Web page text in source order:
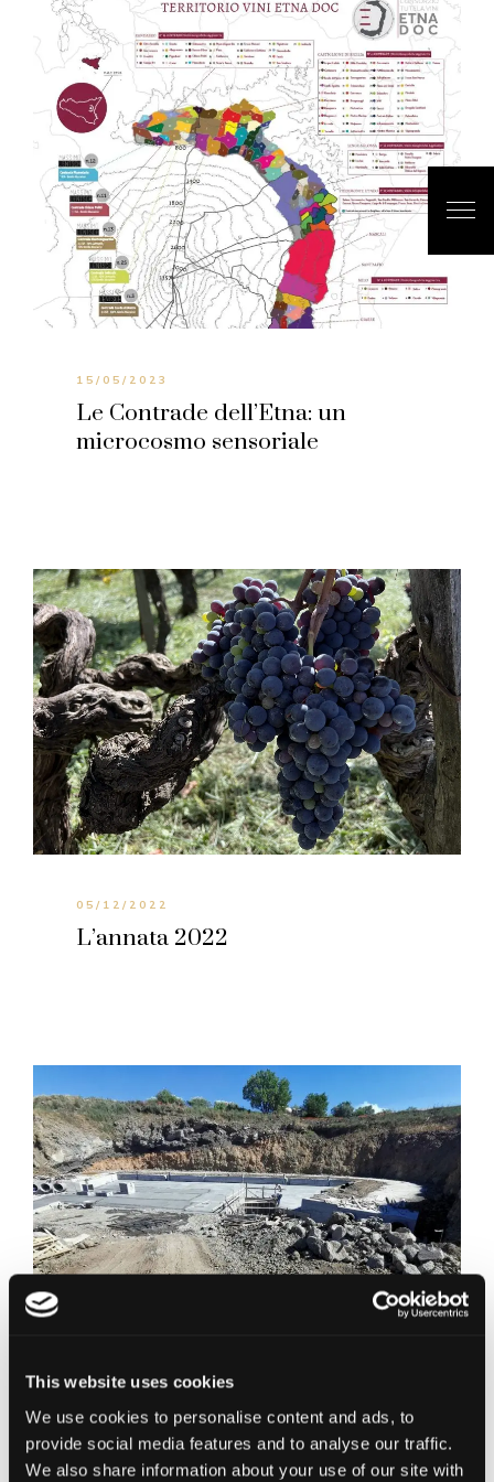
This website uses cookies
We use cookies to personalise content and ads, to
provide social media features and to analyse our traffic.
We also share information about your use of our site with
15/05/2023
Le Contrade dell’Etna: un
microcosmo sensoriale
05/12/2022
L’annata 2022
17/11/2022
Seconda Parte – La Cantina –
Le basi